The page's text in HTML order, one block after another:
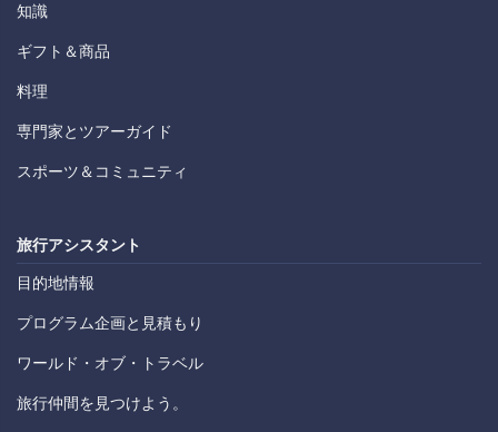
知識
ギフト＆商品
料理
専門家とツアーガイド
スポーツ＆コミュニティ
旅行アシスタント
目的地情報
プログラム企画と見積もり
ワールド・オブ・トラベル
旅行仲間を見つけよう。